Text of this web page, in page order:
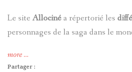
Le site Allocinéa répertorié les
personnages de la saga dans le
more« Quels
sont
…
Partager :